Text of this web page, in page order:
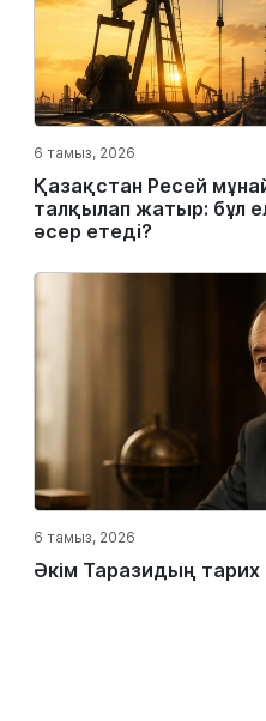
6 тамыз, 2026
Қазақстан Ресей
талқылап жатыр: бұл
әсер етеді?
6 тамыз, 2026
Әкім Таразидың тарих